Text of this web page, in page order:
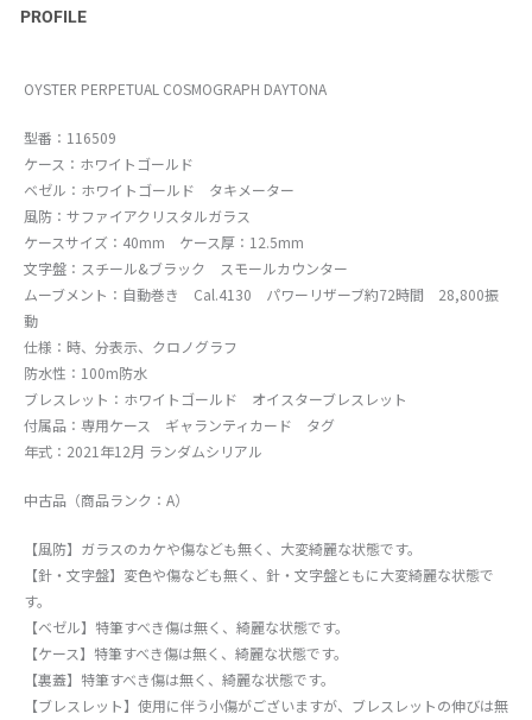
PROFILE
OYSTER PERPETUAL COSMOGRAPH DAYTONA
型番：116509
ケース：ホワイトゴールド
ベゼル：ホワイトゴールド タキメーター
風防：サファイアクリスタルガラス
ケースサイズ：40mm ケース厚：12.5mm
文字盤：スチール&ブラック スモールカウンター
ムーブメント：自動巻き Cal.4130 パワーリザーブ約72時間 28,800振
動
仕様：時、分表示、クロノグラフ
防水性：100m防水
ブレスレット：ホワイトゴールド オイスターブレスレット
付属品：専用ケース ギャランティカード タグ
年式：2021年12月 ランダムシリアル
中古品（商品ランク：A）
【風防】ガラスのカケや傷なども無く、大変綺麗な状態です。
【針・文字盤】変色や傷なども無く、針・文字盤ともに大変綺麗な状態で
す。
【ベゼル】特筆すべき傷は無く、綺麗な状態です。
【ケース】特筆すべき傷は無く、綺麗な状態です。
【裏蓋】特筆すべき傷は無く、綺麗な状態です。
【ブレスレット】使用に伴う小傷がございますが、ブレスレットの伸びは無